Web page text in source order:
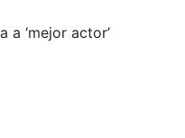
a ‘mejor actor’